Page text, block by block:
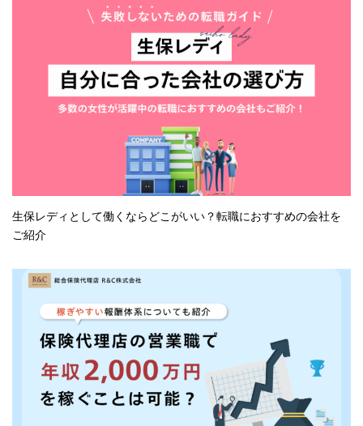
生保レディとして働くならどこがいい？転職におすすめの会社を
ご紹介